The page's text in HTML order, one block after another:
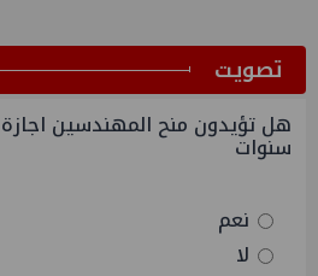
ﺗﺼﻮﻳﺖ
هل تؤيدون منح المهندسين
سنوات
نعم
لا